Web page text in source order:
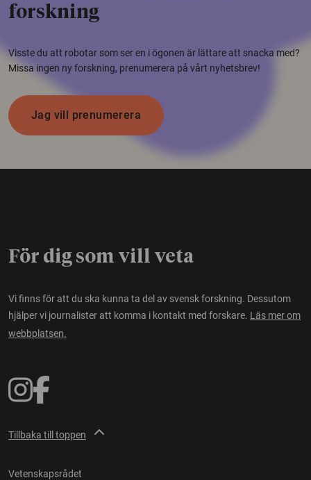
forskning
Visste du att robotar som ser en i ögonen är lättare att snacka med?
Missa ingen ny forskning, prenumerera på vårt nyhetsbrev!
Jag vill prenumerera
För dig som vill veta
Vi finns för att du ska kunna ta del av svensk forskning. Dessutom
hjälper vi journalister att komma i kontakt med forskare. Läs mer om
webbplatsen.
Tillbaka till toppen
Vetenskapsrådet